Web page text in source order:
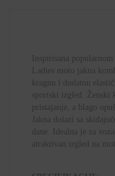
Inspirisana
Ladies moto jakna
kragnu i dodatnu
sportski izgled. Ženski
pristajanje, a blago
Jakna dolazi sa
dane. Idealna je za
atraktivan izgled na